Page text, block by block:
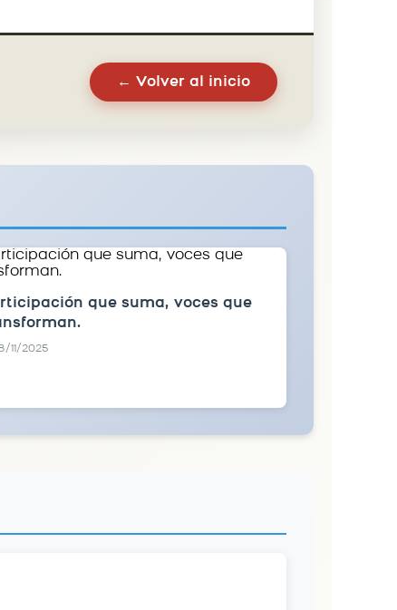
← Volver al inicio
que suma, voces que
11/2025